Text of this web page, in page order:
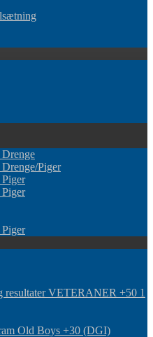
Piger
resultater VETERANER +50 1
Old Boys +30 (DGI)